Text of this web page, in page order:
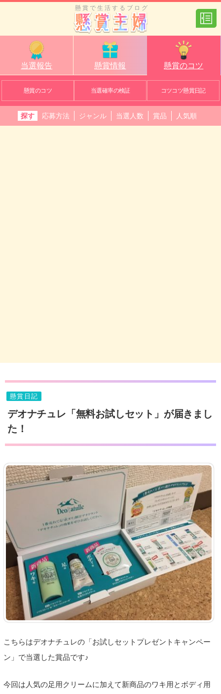
懸賞で生活するブログ
当選報告 懸賞情報 懸賞のコツ
懸賞のコツ 当選確率の検証 コツコツ懸賞日記
探す 応募方法 ジャンル 当選人数 賞品 人気順
懸賞日記
デオナチュレ「無料お試しセット」が届きまし
た！
こちらはデオナチュレの「お試しセットプレゼントキャンペー
ン」で当選した賞品です♪
今回は人気の足用クリームに加えて新商品のワキ用とボディ用